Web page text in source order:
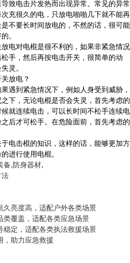
致电击片发热而出现异常。常见的异常
充很久的电，只放电啪啪几下就不能再
不要长时间放电的，不然的话，很可能
。
对电棍是很不利的，如果非紧急情况
手，然后再按电击开关，很简单的动
灵。
放电？
到紧急情况下，例如人身受到威胁，
下，无论电棍是否会失灵，首先考虑的
就连续电击，可以长时间不松手连续电
后才可松手。在危险面前，首先考虑的
击棍的知识，这样的话，能够更加方
进行使用电棍。
备,防身器材,
久亮度高，适配户外各类场景
类覆盖，适配各类应急场景
稳定，适配各类执法救援场景
，助力应急救援